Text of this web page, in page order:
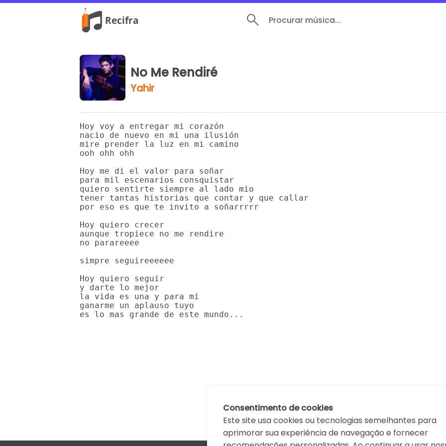
Procurar música...
No Me Rendiré
Yahir
Hoy voy a entregar mi corazón
nacio de nuevo en mi una ilusión
mire prender la luz en mi camino
ooh ohh ohh
Hoy me di el valor para soñar
para mil escenarios consquistar
quiero sentirte siempre al lado mio
tener tantas historias que contar y que callar
por eso es que te invito a soñarrrrr
Hoy quiero crecer
aunque tropiece no me rendire
no parareeee
simpre seguireeeeee
Hoy quiero seguir
y darte lo mejor
la vida es una y para mi
ganarme un aplauso tuyo
es lo mas grande de este mundo...
Consentimento de cookies
Este site usa cookies ou tecnologias semelhantes para
aprimorar sua experiência de navegação e fornecer